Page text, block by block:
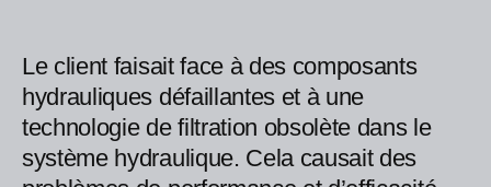
Le client faisait face à des composants
hydrauliques défaillantes et à une
technologie de filtration obsolète dans le
système hydraulique. Cela causait des